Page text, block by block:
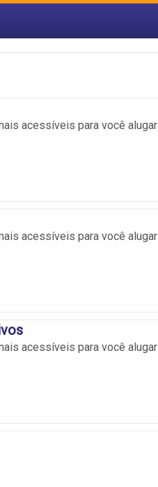
acessíveis para você alugar
acessíveis para você alugar
acessíveis para você alugar